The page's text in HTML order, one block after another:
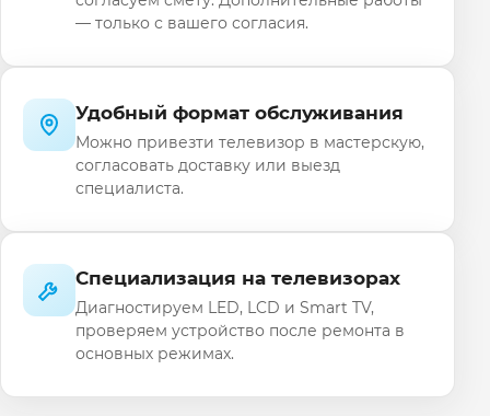
— только с вашего согласия.
Удобный формат обслуживания
Можно привезти телевизор в мастерскую,
согласовать доставку или выезд
специалиста.
Специализация на телевизорах
Диагностируем LED, LCD и Smart TV,
проверяем устройство после ремонта в
основных режимах.